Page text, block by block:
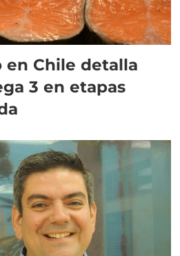
en Chile detalla
3 en etapas